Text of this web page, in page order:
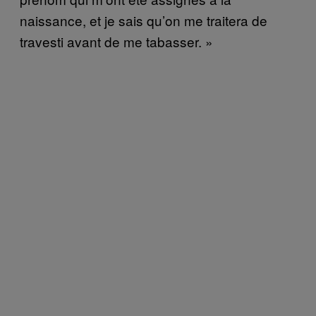
naissance, et je sais qu’on me traitera de
travesti avant de me tabasser. »